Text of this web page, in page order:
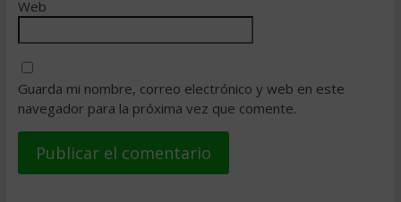
Web
Guarda mi nombre, correo electrónico y web en este
navegador para la próxima vez que comente.